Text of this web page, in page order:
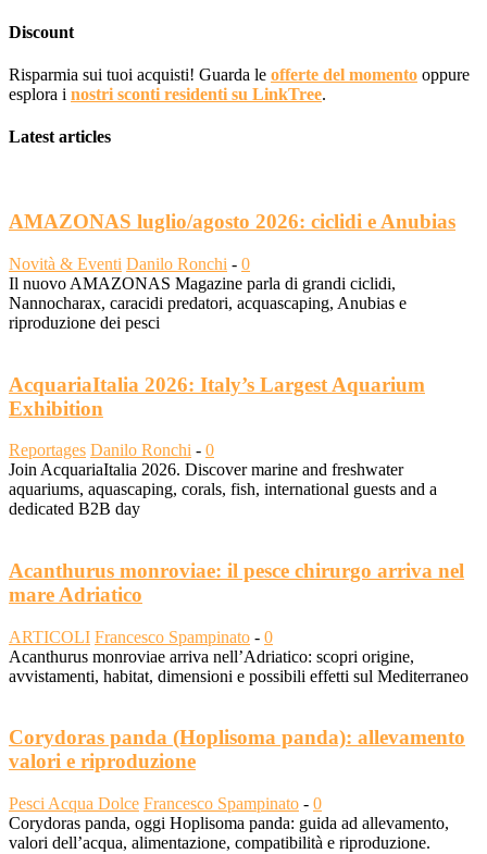
Discount
Risparmia sui tuoi acquisti! Guarda le offerte del momento oppure
esplora i nostri sconti residenti su LinkTree.
Latest articles
AMAZONAS luglio/agosto 2026: ciclidi e Anubias
Novità & Eventi Danilo Ronchi - 0
Il nuovo AMAZONAS Magazine parla di grandi ciclidi,
Nannocharax, caracidi predatori, acquascaping, Anubias e
riproduzione dei pesci
AcquariaItalia 2026: Italy’s Largest Aquarium
Exhibition
Reportages Danilo Ronchi - 0
Join AcquariaItalia 2026. Discover marine and freshwater
aquariums, aquascaping, corals, fish, international guests and a
dedicated B2B day
Acanthurus monroviae: il pesce chirurgo arriva nel
mare Adriatico
ARTICOLI Francesco Spampinato - 0
Acanthurus monroviae arriva nell’Adriatico: scopri origine,
avvistamenti, habitat, dimensioni e possibili effetti sul Mediterraneo
Corydoras panda (Hoplisoma panda): allevamento
valori e riproduzione
Pesci Acqua Dolce Francesco Spampinato - 0
Corydoras panda, oggi Hoplisoma panda: guida ad allevamento,
valori dell’acqua, alimentazione, compatibilità e riproduzione.